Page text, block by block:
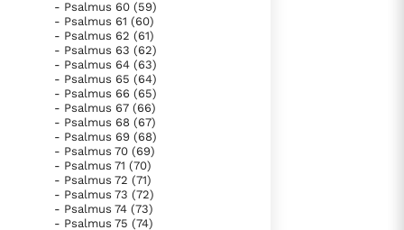
- Psalmus 60 (59)
- Psalmus 61 (60)
- Psalmus 62 (61)
- Psalmus 63 (62)
- Psalmus 64 (63)
- Psalmus 65 (64)
- Psalmus 66 (65)
- Psalmus 67 (66)
- Psalmus 68 (67)
- Psalmus 69 (68)
- Psalmus 70 (69)
- Psalmus 71 (70)
- Psalmus 72 (71)
- Psalmus 73 (72)
- Psalmus 74 (73)
- Psalmus 75 (74)